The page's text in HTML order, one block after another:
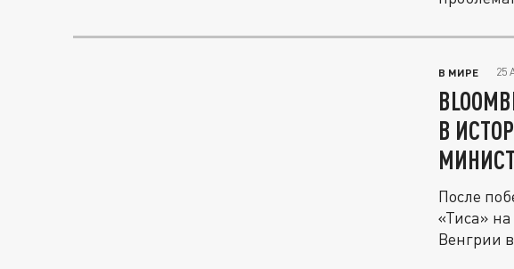
В МИРЕ 25
В
После
«Тиса»
Венгрии